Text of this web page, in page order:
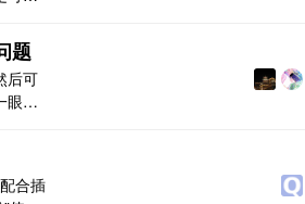
不
题
后可
眼看
合插